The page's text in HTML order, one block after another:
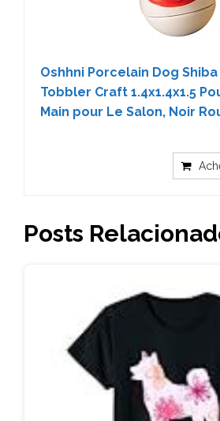
Oshhni Porcelain Dog
Tobbler Craft 1.4x1.4x1.5
Main pour Le Salon, Noir
Posts